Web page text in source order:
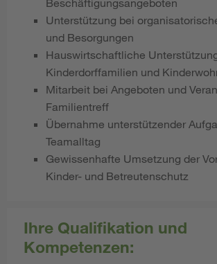
Unterstützung bei
und Besorgungen
Hauswirtschaftliche
Kinderdorffamilien und
Mitarbeit bei Angeboten und
Familientreff
Übernahme unterstützender
Teamalltag
Gewissenhafte Umsetzung der
Kinder- und Betreutenschutz
Ihre Qualifikation und
Kompetenzen: